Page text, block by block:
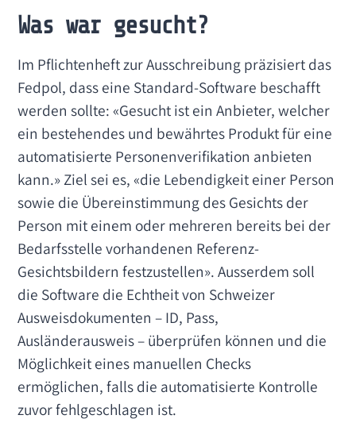
Was war gesucht?
Im Pflichtenheft zur Ausschreibung präzisiert das
Fedpol, dass eine Standard-Software beschafft
werden sollte: «Gesucht ist ein Anbieter, welcher
ein bestehendes und bewährtes Produkt für eine
automatisierte Personenverifikation anbieten
kann.» Ziel sei es, «die Lebendigkeit einer Person
sowie die Übereinstimmung des Gesichts der
Person mit einem oder mehreren bereits bei der
Bedarfsstelle vorhandenen Referenz-
Gesichtsbildern festzustellen». Ausserdem soll
die Software die Echtheit von Schweizer
Ausweisdokumenten – ID, Pass,
Ausländerausweis – überprüfen können und die
Möglichkeit eines manuellen Checks
ermöglichen, falls die automatisierte Kontrolle
zuvor fehlgeschlagen ist.